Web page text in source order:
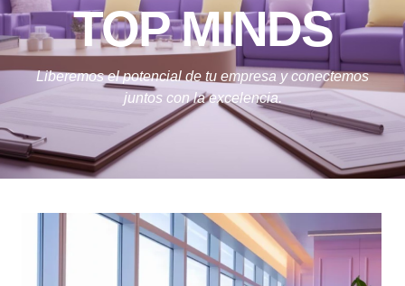
TOP MINDS
Liberemos el potencial de tu empresa y conectemos
juntos con la excelencia.